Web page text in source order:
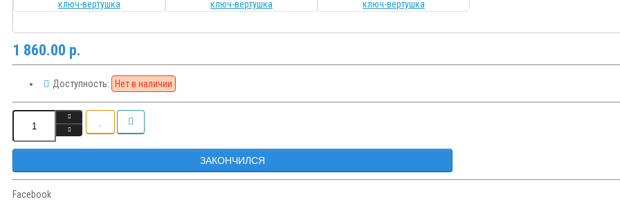
1 860.00 р.
Доступность: Нет в наличии
ЗАКОНЧИЛСЯ
Facebook